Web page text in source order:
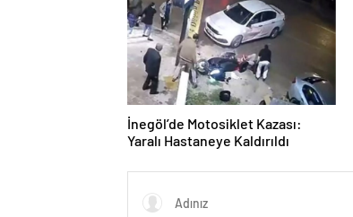
İnegöl’de Motosiklet Kazası:
Yaralı Hastaneye Kaldırıldı